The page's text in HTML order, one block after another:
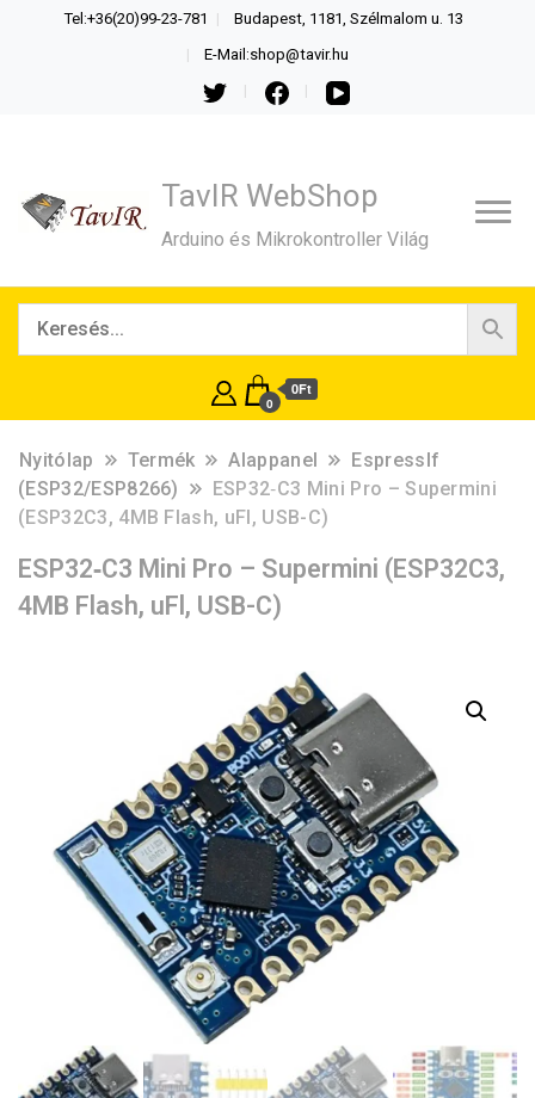
Tel:+36(20)99-23-781 Budapest, 1181, Szélmalom u. 13
E-Mail:shop@tavir.hu
TavIR WebShop
Arduino és Mikrokontroller Világ
0
0Ft
Nyitólap Termék Alappanel
EspressIf
(ESP32/ESP8266)
ESP32‑C3 Mini Pro – Supermini
(ESP32C3, 4MB Flash, uFl, USB-C)
ESP32‑C3 Mini Pro – Supermini (ESP32C3,
4MB Flash, uFl, USB-C)